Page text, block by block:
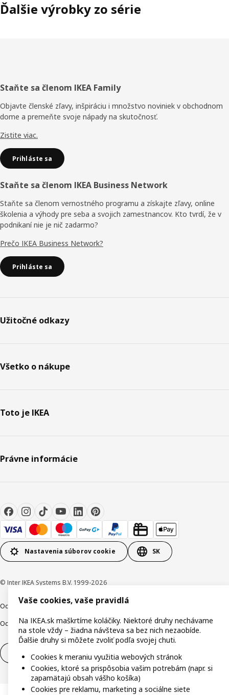
Ďalšie výrobky zo série
Päta
stránky
Staňte sa členom IKEA Family
Objavte členské zľavy, inšpiráciu i množstvo noviniek v obchodnom
dome a premeňte svoje nápady na skutočnosť.
Zistite viac.
Prihláste sa
Staňte sa členom IKEA Business Network
Staňte sa členom vernostného programu a získajte zľavy, online
školenia a výhody pre seba a svojich zamestnancov. Kto tvrdí, že v
podnikaní nie je nič zadarmo?
Prečo IKEA Business Network?
Prihláste sa
Užitočné odkazy
Všetko o nákupe
Toto je IKEA
Právne informácie
Nastavenia súborov cookie SK
© Inter IKEA Systems B.V. 1999-2026
Ochrana osobných údajovCookiesZodpovedné odhalenie
Ochrana OznamovateľovDigitálna prístupnosť
Odstúpenie od zmluvy Odstúpenie od zmluvy (služby)
Vaše cookies, vaše pravidlá
Na IKEA.sk maškrtíme koláčiky. Niektoré druhy nechávame
na stole vždy – žiadna návšteva sa bez nich nezaobíde.
Ďalšie druhy si môžete zvoliť podľa svojej chuti.
Cookies k meraniu využitia webových stránok
Cookies, ktoré sa prispôsobia vašim potrebám (napr. si
zapamätajú obsah vášho košíka)
Cookies pre reklamu, marketing a sociálne siete